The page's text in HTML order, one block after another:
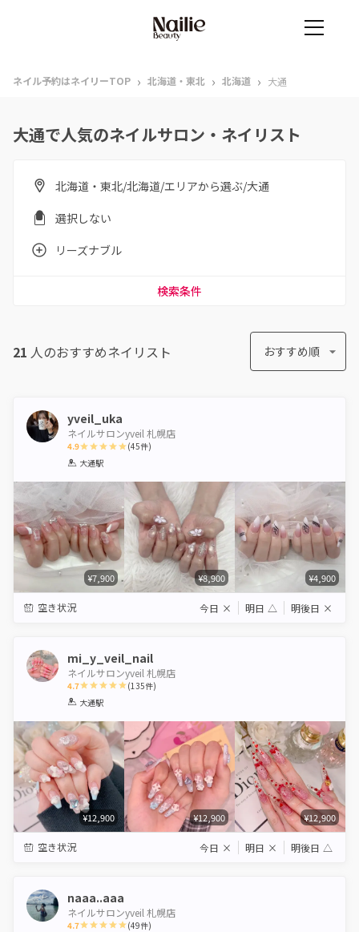
ネイル予約はネイリーTOP › 北海道・東北 › 北海道 › 大通
大通で人気のネイルサロン・ネイリスト
北海道・東北/北海道/エリアから選ぶ/大通
選択しない
リーズナブル
検索条件
21 人のおすすめネイリスト おすすめ順
yveil_uka
ネイルサロンyveil 札幌店
4.9
1 2 3
(45件)
大通駅
¥7,900 ¥8,900 ¥4,900
空き状況 今日 × 明日 △ 明後日 ×
mi_y_veil_nail
ネイルサロンyveil 札幌店
4.7
1 2 3
(135件)
大通駅
¥12,900 ¥12,900 ¥12,900
空き状況 今日 × 明日 × 明後日 △
naaa..aaa
ネイルサロンyveil 札幌店
4.7 (49件)